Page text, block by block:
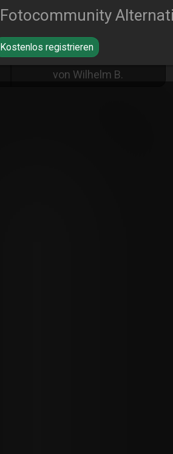
Kostenlos registrieren
Let the music play ...
von Wilhelm B.